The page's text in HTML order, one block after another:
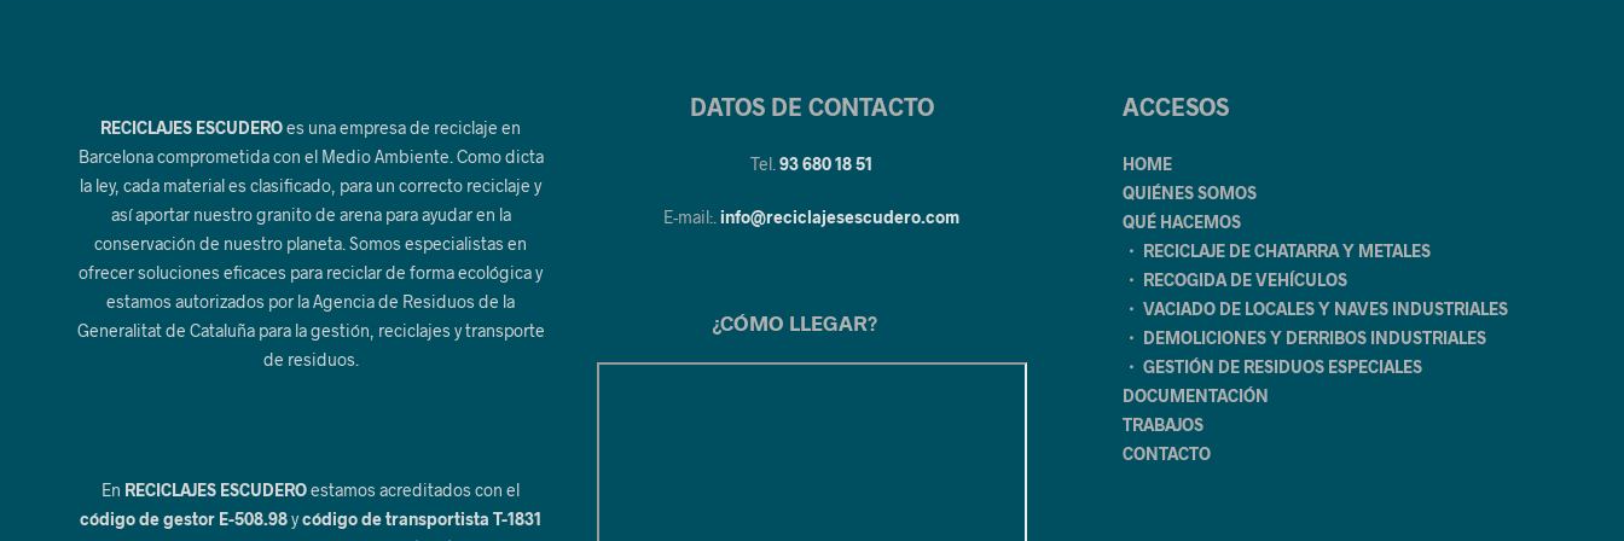
RECICLAJES ESCUDEROes una empresa de reciclaje en
Barcelona comprometida con el Medio Ambiente. Como dicta
la ley, cada material es clasificado, para un correcto reciclaje y
así aportar nuestro granito de arena para ayudar en la
conservación de nuestro planeta. Somos especialistas en
ofrecer soluciones eficaces para reciclar de forma ecológica y
estamos autorizados por la Agencia de Residuos de la
Generalitat de Cataluña para la gestión, reciclajes y transporte
de residuos.
En RECICLAJES ESCUDEROestamos acreditados con el
código de gestor E-508.98ycódigo de transportista T-1831
DATOS DE CONTACTO
Tel.93 680 18 51
E-mail:.info@reciclajesescudero.com
¿CÓMO LLEGAR?
ACCESOS
HOME
QUIÉNES SOMOS
QUÉ HACEMOS
・ RECICLAJE DE CHATARRA Y METALES
・ RECOGIDA DE VEHÍCULOS
・ VACIADO DE LOCALES Y NAVES INDUSTRIALES
・ DEMOLICIONES Y DERRIBOS INDUSTRIALES
・ GESTIÓN DE RESIDUOS ESPECIALES
DOCUMENTACIÓN
TRABAJOS
CONTACTO